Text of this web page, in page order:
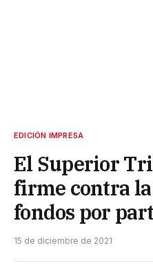
EDICIÓN IMPRESA
El Superior
firme contra
fondos por
15 de diciembre de 2021